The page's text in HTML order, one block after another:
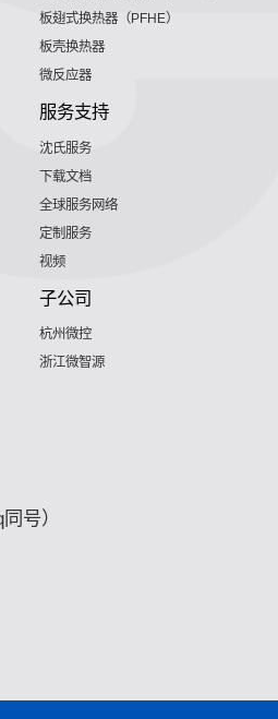
板翅式换热器（PFHE）
板壳换热器
微反应器
服务支持
沈氏服务
下载文档
全球服务网络
定制服务
视频
子公司
杭州微控
浙江微智源
号）